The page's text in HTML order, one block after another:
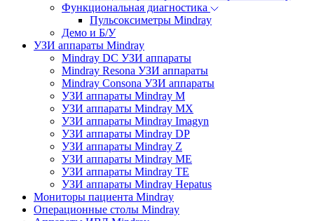
Функциональная диагностика
Пульсоксиметры Mindray
Демо и Б/У
УЗИ аппараты Mindray
Mindray DC УЗИ аппараты
Mindray Resona УЗИ аппараты
Mindray Consona УЗИ аппараты
УЗИ аппараты Mindray M
УЗИ аппараты Mindray MX
УЗИ аппараты Mindray Imagyn
УЗИ аппараты Mindray DP
УЗИ аппараты Mindray Z
УЗИ аппараты Mindray ME
УЗИ аппараты Mindray TE
УЗИ аппараты Mindray Hepatus
Мониторы пациента Mindray
Операционные столы Mindray